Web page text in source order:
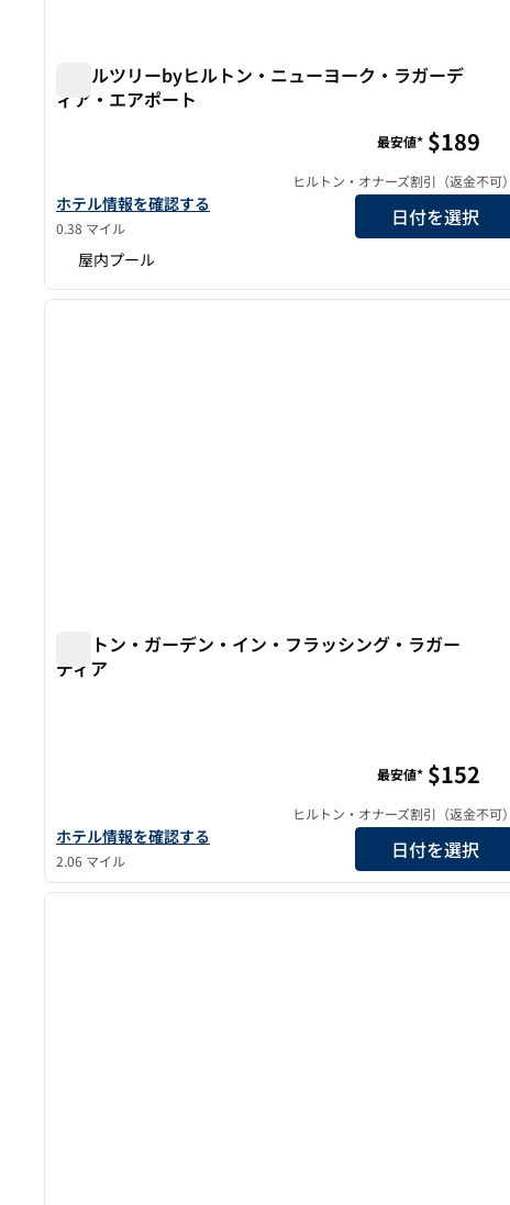
ダブルツリーbyヒルトン・ニューヨーク・ラガーデ
ィア・エアポート
ダブルツリーbyヒルトン・ニューヨーク・ラガーディア・エア
ホテル情報を確認する
0.38 マイル
最安値* $189
ヒルトン・オナーズ割引（返金不可）
日付を選択
屋内プール
1/
1/9
ヒルトン・ガーデン・イン・フラッシング・ラガー
ディア
ヒルトン・ガーデン・イン・フラッシング・ラガーディアの詳細
ホテル情報を確認する
2.06 マイル
最安値* $152
ヒルトン・オナーズ割引（返金不可）
日付を選択
1/
1/12